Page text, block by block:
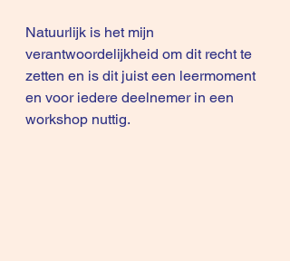
Natuurlijk is het mijn
verantwoordelijkheid om dit recht te
zetten en is dit juist een leermoment
en voor iedere deelnemer in een
workshop nuttig.